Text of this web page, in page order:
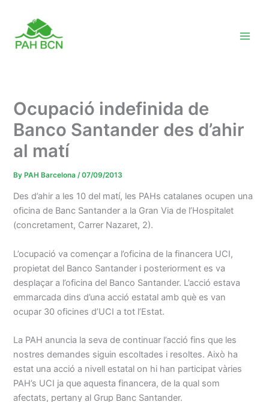
content
Ocupació indefinida de
Banco Santander des d’ahir
al matí
By PAH Barcelona/07/09/2013
Des d’ahir a les 10 del matí, les PAHs catalanes ocupen una
oficina de Banc Santander a la Gran Via de l’Hospitalet
(concretament, Carrer Nazaret, 2).
L’ocupació va començar a l’oficina de la financera UCI,
propietat del Banco Santander i posteriorment es va
desplaçar a l’oficina del Banco Santander. L’acció estava
emmarcada dins d’una acció estatal amb què es van
ocupar 30 oficines d’UCI a tot l’Estat.
La PAH anuncia la seva de continuar l’acció fins que les
nostres demandes siguin escoltades i resoltes. Això ha
estat una acció a nivell estatal on hi han participat vàries
PAH’s UCI ja que aquesta financera, de la qual som
afectats, pertany al Grup Banc Santander.